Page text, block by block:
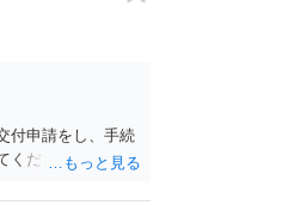
付申請をし、手続
ください。